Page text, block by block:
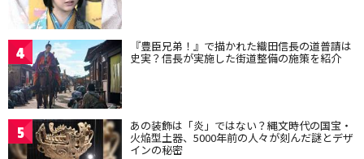
4 『豊臣兄弟！』で描かれた織田信長の道普請は
史実？信長が実施した街道整備の施策を紹介
5 あの装飾は「炎」ではない？縄文時代の国宝・
火焔型土器、5000年前の人々が刻んだ謎とデザ
インの秘密